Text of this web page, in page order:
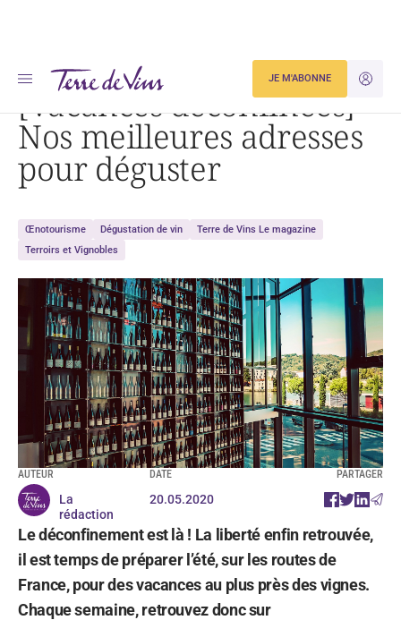
JE
JE M'ABONNE
Accueil [Vacances déconfinées] Nos meilleures adresses pour déguster
[Vacances déconfinées]
Nos meilleures adresses
pour déguster
Œnotourisme Dégustation de vin
Terre de Vins Le magazine
Terroirs et Vignobles
AUTEUR
La
rédaction
DATE
20.05.2020
PARTAGER
Le déconfinement est là ! La liberté enfin retrouvée,
il est temps de préparer l’été, sur les routes de
France, pour des vacances au plus près des vignes.
Chaque semaine, retrouvez donc sur